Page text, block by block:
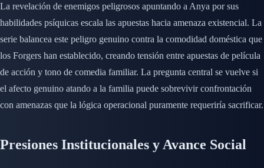
La revelación de enemigos peligrosos apuntando a Anya por sus
habilidades psíquicas escala las apuestas hacia amenaza existencial. La
serie balancea este peligro genuino contra la comodidad doméstica que
los Forgers han establecido, creando tensión entre apuestas de película
de acción y tono de comedia familiar. La pregunta central se vuelve si
el afecto genuino atando a la familia puede sobrevivir confrontación
con amenazas que la lógica operacional puramente requeriría sacrificar.
Presiones Institucionales y Avance Social